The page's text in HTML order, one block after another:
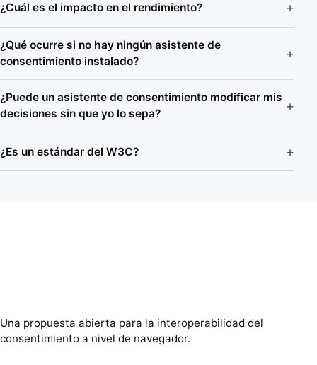
¿Cuál es el impacto en el rendimiento?
¿Qué ocurre si no hay ningún asistente de
consentimiento instalado?
¿Puede un asistente de consentimiento modificar mis
decisiones sin que yo lo sepa?
¿Es un estándar del W3C?
Una propuesta abierta para la interoperabilidad del
consentimiento a nivel de navegador.